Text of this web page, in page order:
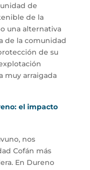
de
de la
una alternativa
de la comunidad
de su
muy arraigada
el impacto
nos
Cofán más
En Dureno